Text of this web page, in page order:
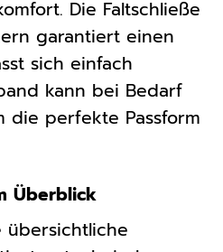
Die Faltschließe
garantiert einen
sich einfach
kann bei Bedarf
die perfekte Passform
Überblick
übersichtliche